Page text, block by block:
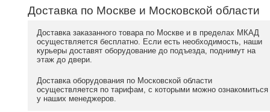
Доставка по Москве и Московской области
Доставка заказанного товара по Москве и в пределах МКАД
осуществляется бесплатно. Если есть необходимость, наши
курьеры доставят оборудование до подъезда, поднимут на
этаж до двери.
Доставка оборудования по Московской области
осуществляется по тарифам, с которыми можно ознакомиться
у наших менеджеров.